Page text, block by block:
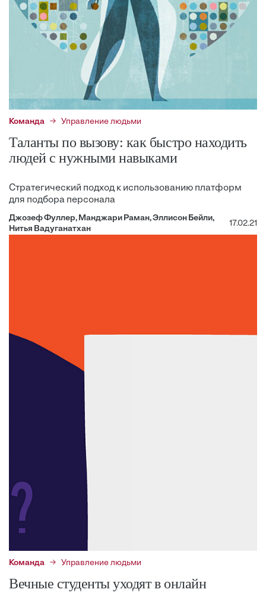
Команда Управление людьми
Таланты по вызову: как быстро находить
людей с нужными навыками
Стратегический подход к использованию платформ
для подбора персонала
Джозеф Фуллер, Манджари Раман, Эллисон Бейли,
Нитья Вадуганатхан
17.02.21
Команда Управление людьми
Вечные студенты уходят в онлайн